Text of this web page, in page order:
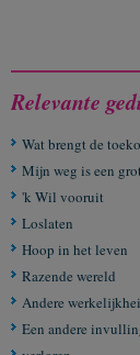
Relevante
Wat brengt de
Mijn weg is een
'k Wil vooruit
Loslaten
Hoop in het leven
Razende wereld
Andere
Een andere